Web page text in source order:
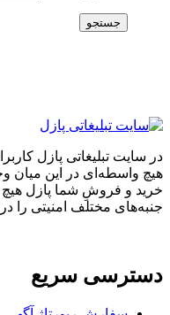
جستجو
در سایت تبلیغاتی پازل
هیچ واسطه‌ای در این میان
خرید و فروشِ شما پازل هیچ
جنبه‌های مختلف امنیتی را
دسترسی سریع